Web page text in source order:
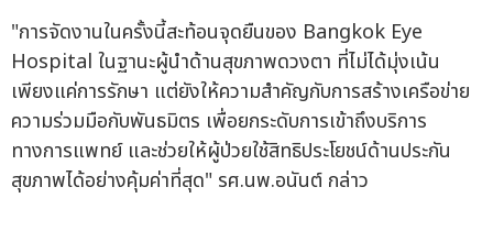
"การจัดงานในครั้งนี้สะท้อนจุดยืนของ Bangkok Eye
Hospital ในฐานะผู้นำด้านสุขภาพดวงตา ที่ไม่ได้มุ่งเน้น
เพียงแค่การรักษา แต่ยังให้ความสำคัญกับการสร้างเครือข่าย
ความร่วมมือกับพันธมิตร เพื่อยกระดับการเข้าถึงบริการ
ทางการแพทย์ และช่วยให้ผู้ป่วยใช้สิทธิประโยชน์ด้านประกัน
สุขภาพได้อย่างคุ้มค่าที่สุด" รศ.นพ.อนันต์ กล่าว